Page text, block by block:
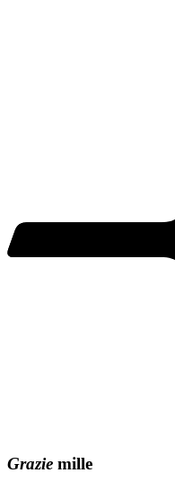
Grazie mille